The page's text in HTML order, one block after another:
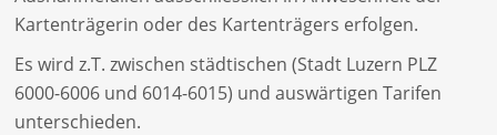
Kartenträgerin oder des Kartenträgers erfolgen.
Es wird z.T. zwischen städtischen (Stadt Luzern PLZ
6000-6006 und 6014-6015) und auswärtigen Tarifen
unterschieden.